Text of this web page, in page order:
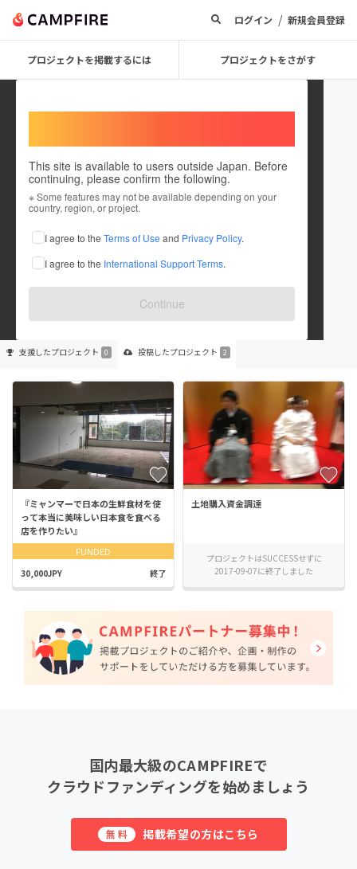
ログイン / 新規会員登録
プロジェクトを掲載するには プロジェクトをさがす
This site is available to users outside Japan. Before
continuing, please confirm the following.
※ Some features may not be available depending on your
country, region, or project.
I agree to the Terms of Use and Privacy Policy.
I agree to the International Support Terms.
Continue
aba0426
これまでに2件のプロジェクトを投稿しています
在住国：未設定
出身国：未設定
支援したプロジェクト 0 投稿したプロジェクト 2
『ミャンマーで日本の生鮮食材を使
って本当に美味しい日本食を食べる
店を作りたい』
FUNDED
30,000JPY 終了
土地購入資金調達
プロジェクトはSUCCESSせずに
2017-09-07に終了しました
国内最大級のCAMPFIREで
クラウドファンディングを始めましょう
無料 掲載希望の方はこちら